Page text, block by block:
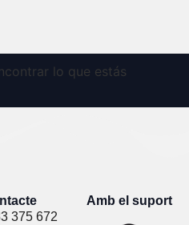
lo que estás
375 672
Amb el suport